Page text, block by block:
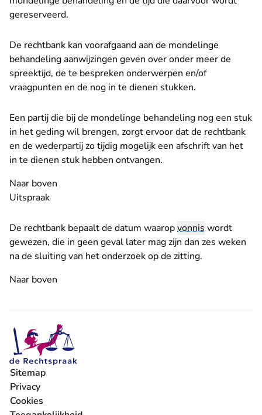
gereserveerd.
De rechtbank kan voorafgaand aan de mondelinge
behandeling aanwijzingen geven over onder meer de
spreektijd, de te bespreken onderwerpen en/of
vraagpunten en de nog in te dienen stukken.
Een partij die bij de mondelinge behandeling nog een stuk
in het geding wil brengen, zorgt ervoor dat de rechtbank
en de wederpartij zo tijdig mogelijk een afschrift van het
in te dienen stuk hebben ontvangen.
Naar boven
Uitspraak
De rechtbank bepaalt de datum waaropvonnis wordt
gewezen, die in geen geval later mag zijn dan zes weken
na de sluiting van het onderzoek op de zitting.
Naar boven
Sitemap
Privacy
Cookies